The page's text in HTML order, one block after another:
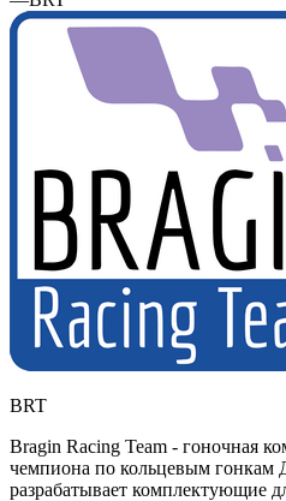
BRT
Bragin Racing Team - гоночная
чемпиона по кольцевым гонкам
разрабатывает комплектующие